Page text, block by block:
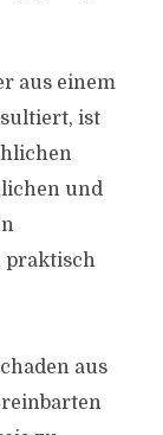
aus einem
ist
und
praktisch
aus